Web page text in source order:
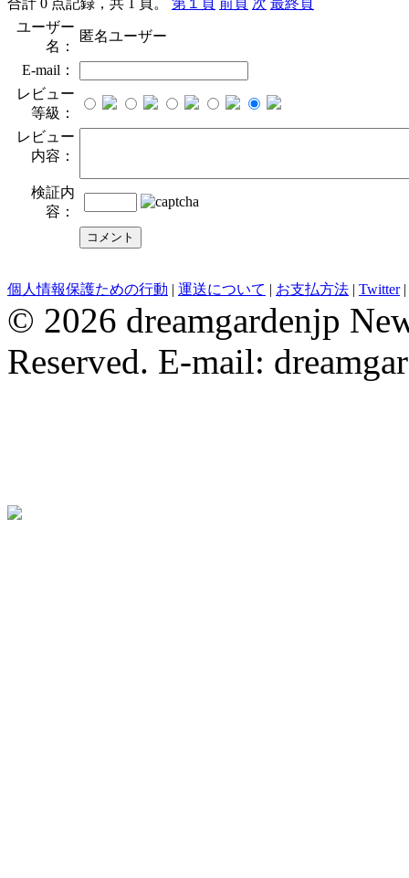
合計 0 点記録，共 1 頁。 第１頁 前頁 次 最終頁
ユーザー
名：
匿名ユーザー
E-mail：
レビュー
等級：
レビュー
内容：
検証内
容：
evening dresses Wedding Party Dresses bridesmaid dresses Robe De
個人情報保護ための行動 | 運送について | お支払方法 | Twitter|
© 2026 dreamgardenjp
Reserved. E-mail: